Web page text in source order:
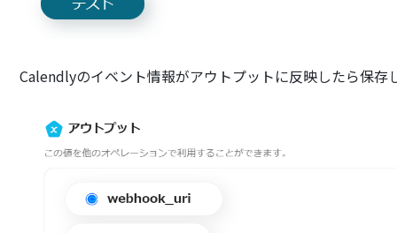
Calendlyのイベント情報がアウトプットに反映したら保存